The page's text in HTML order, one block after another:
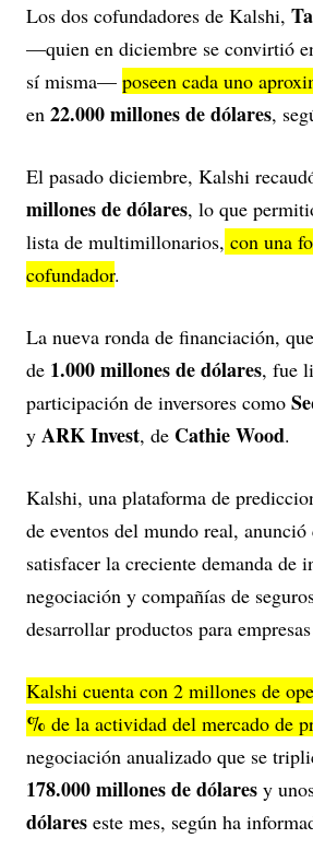
Los dos cofundadores de Kalshi,
—quien en diciembre se convirtió
sí misma— poseen cada uno
en 22.000 millones de dólares,
El pasado diciembre, Kalshi
millones de dólares, lo que
lista de multimillonarios, con una
cofundador.
La nueva ronda de financiación,
de 1.000 millones de dólares, fue
participación de inversores como
y ARK Invest, de Cathie Wood.
Kalshi, una plataforma de
de eventos del mundo real,
satisfacer la creciente demanda de
negociación y compañías de
desarrollar productos para
Kalshi cuenta con 2 millones de
% de la actividad del mercado de
negociación anualizado que se
178.000 millones de dólares y
dólares este mes, según ha